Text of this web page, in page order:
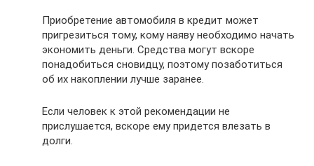
Приобретение автомобиля в кредит может
пригрезиться тому, кому наяву необходимо начать
экономить деньги. Средства могут вскоре
понадобиться сновидцу, поэтому позаботиться
об их накоплении лучше заранее.
Если человек к этой рекомендации не
прислушается, вскоре ему придется влезать в
долги.